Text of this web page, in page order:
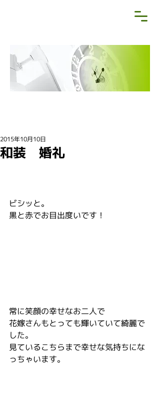
和装 婚礼
2015年10月10日
ビシッと。
黒と赤でお目出度いです！
常に笑顔の幸せなお二人で
花嫁さんもとっても輝いていて綺麗で
した。
見ているこちらまで幸せな気持ちにな
っちゃいます。